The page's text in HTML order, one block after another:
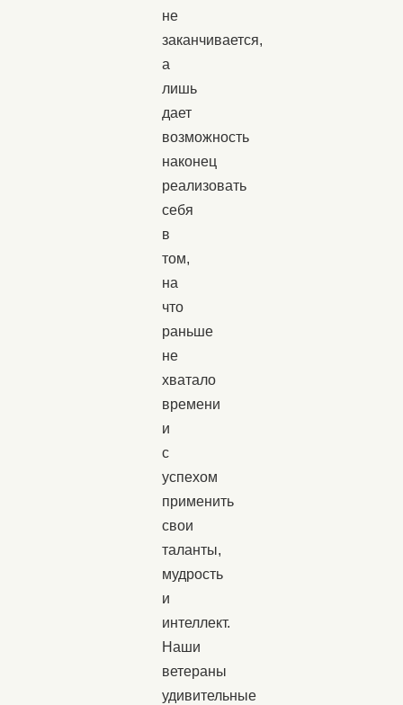
не
заканчивается,
а
лишь
дает
возможность
наконец
реализовать
себя
в
том,
на
что
раньше
не
хватало
времени
и
с
успехом
применить
свои
таланты,
мудрость
и
интеллект.
Наши
ветераны
удивительные